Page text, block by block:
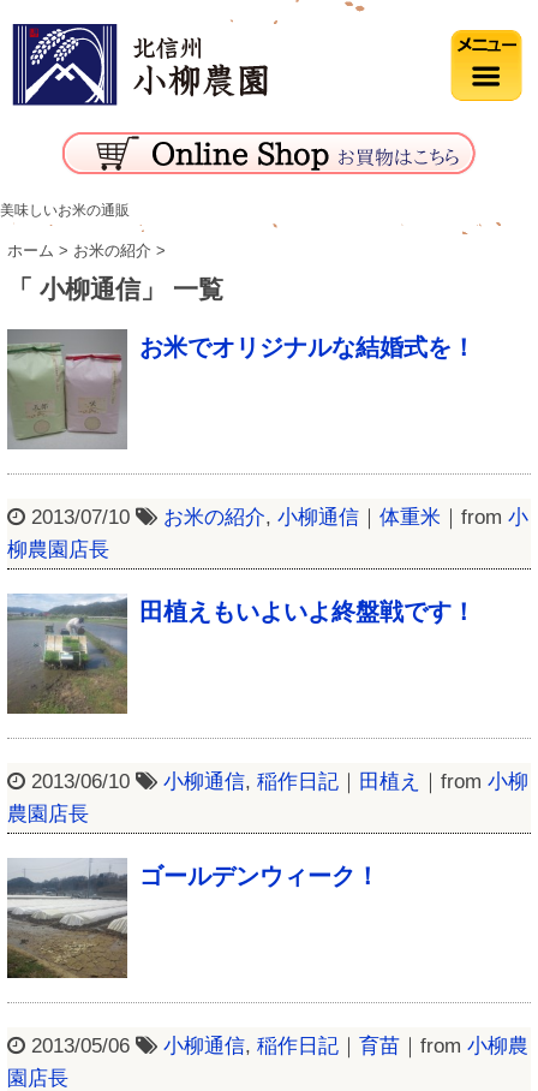
美味しいお米の通販
ホーム > お米の紹介 >
「 小柳通信」 一覧
お米でオリジナルな結婚式を！
2013/07/10 お米の紹介, 小柳通信 ｜ 体重米 ｜from 小
柳農園店長
田植えもいよいよ終盤戦です！
2013/06/10 小柳通信, 稲作日記 ｜ 田植え ｜from 小柳
農園店長
ゴールデンウィーク！
2013/05/06 小柳通信, 稲作日記 ｜ 育苗 ｜from 小柳農
園店長